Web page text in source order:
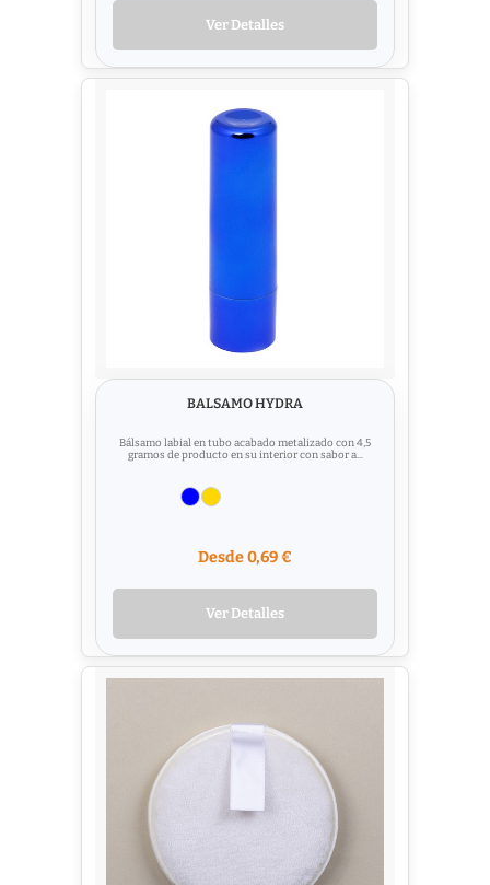
Ver Detalles
BALSAMO HYDRA
Bálsamo labial en tubo acabado metalizado con 4,5
gramos de producto en su interior con sabor a...
Desde 0,69 €
Ver Detalles